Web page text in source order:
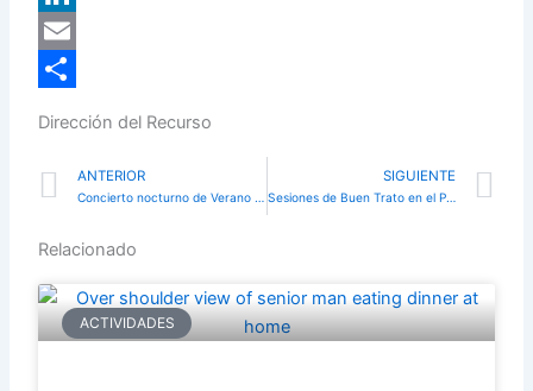
LinkedIn
Email
Dirección del Recurso
Prev
ANTERIOR
Concierto nocturno de Verano de la Asociación Musical Villalbilla
SIGUIENTE
Sesiones de Buen Trato en el Plan
Relacionado
ACTIVIDADES